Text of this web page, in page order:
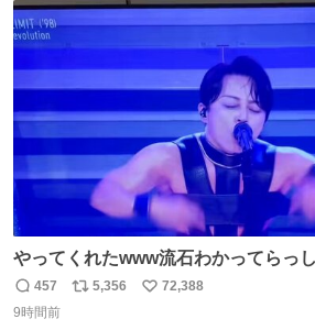
ト
数
やってくれたwww流石わかってらっ
#西川貴教
返
信
457
リ
5,356
い
72,388
9時間前